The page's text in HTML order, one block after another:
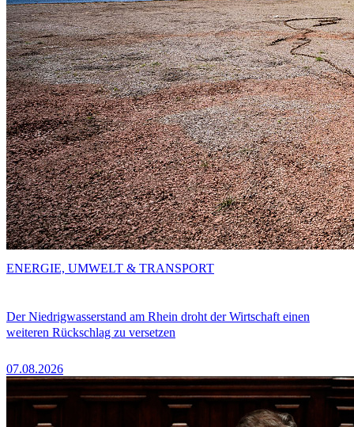
Der Niedrigwasserstand am Rhein droht der Wirtschaft einen
weiteren Rückschlag zu versetzen
07.08.2026
ENERGIE, UMWELT & TRANSPORT